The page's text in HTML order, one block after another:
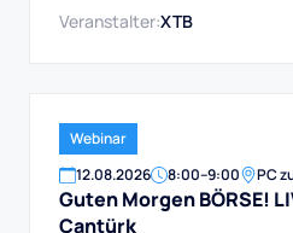
Veranstalter:XTB
Webinar
12.08.2026 8:00–9:00 PC
Guten Morgen BÖRSE!
Cantürk